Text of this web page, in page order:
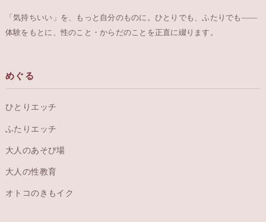
「気持ちいい」を、もっと自分のものに。ひとりでも、ふたりでも——
体験をもとに、性のこと・からだのことを正直に綴ります。
めぐる
ひとりエッチ
ふたりエッチ
大人のあそび場
大人の性教育
オトコのきもイク